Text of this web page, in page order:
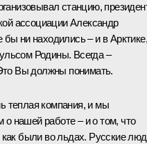
станцию,
ассоциации Александр
ни находились – и в Арктике,
Родины. Всегда –
Вы должны понимать.
теплая компания, и мы
нашей работе – и о том, что
как были во льдах. Русские